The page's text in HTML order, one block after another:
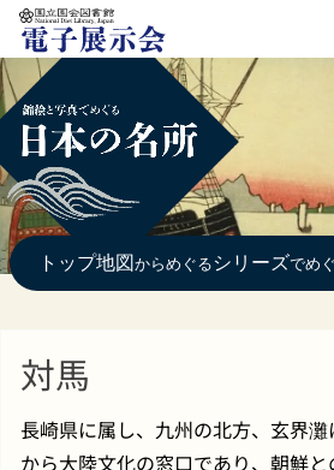
本文へ移動
トップ地図 からめぐる シリーズでめ
対馬
長崎県に属し、九州の北方、玄界灘
から大陸文化の窓口であり、朝鮮